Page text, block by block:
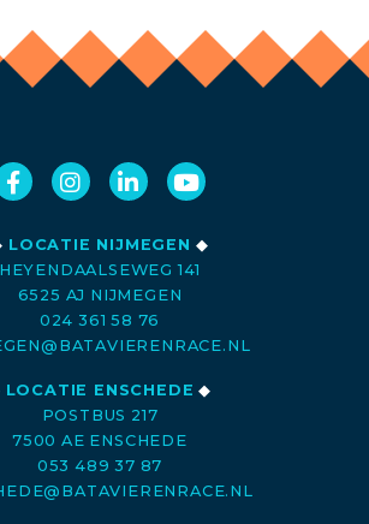
LOCATIE NIJMEGEN ◆
HEYENDAALSEWEG 141
6525 AJ NIJMEGEN
024 361 58 76
LOCATIE ENSCHEDE ◆
POSTBUS 217
7500 AE ENSCHEDE
053 489 37 87